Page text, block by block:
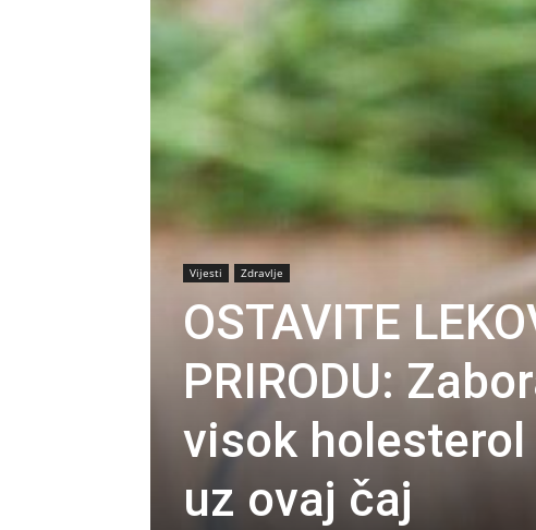
Vijesti Zdravlje
OSTAVITE
PRIRODU:
visok
uz ovaj čaj